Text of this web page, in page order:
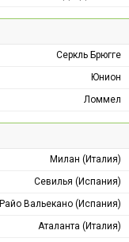
Серкль Брюгге
Юнион
Ломмел
Милан (Италия)
Севилья (Испания)
Райо Вальекано (Испания)
Аталанта (Италия)